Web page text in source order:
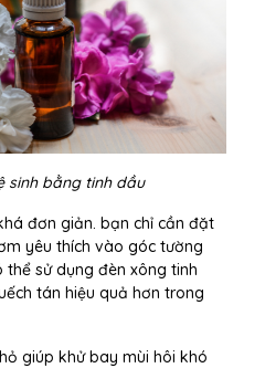
sinh bằng tinh dầu
đơn giản. bạn chỉ cần đặt
yêu thích vào góc tường
thể sử dụng đèn xông tinh
tán hiệu quả hơn trong
giúp khử bay mùi hôi khó